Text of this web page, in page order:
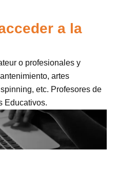
a la
o profesionales y
artes
etc. Profesores de
Educativos.